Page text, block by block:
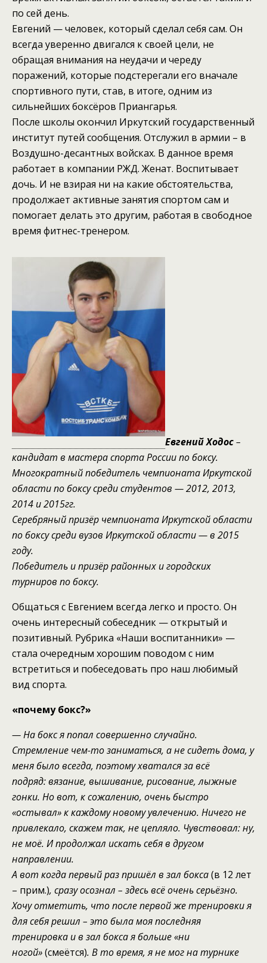
по сей день.
Евгений — человек, который сделал себя сам. Он
всегда уверенно двигался к своей цели, не
обращая внимания на неудачи и череду
поражений, которые подстерегали его вначале
спортивного пути, став, в итоге, одним из
сильнейших боксёров Приангарья.
После школы окончил Иркутский государственный
институт путей сообщения. Отслужил в армии – в
Воздушно-десантных войсках. В данное время
работает в компании РЖД. Женат. Воспитывает
дочь. И не взирая ни на какие обстоятельства,
продолжает активные занятия спортом сам и
помогает делать это другим, работая в свободное
время фитнес-тренером.
Евгений Ходос–
кандидат в мастера спорта России по боксу.
Многократный победитель чемпионата Иркутской
области по боксу среди студентов — 2012, 2013,
2014 и 2015гг.
Серебряный призёр чемпионата Иркутской области
по боксу среди вузов Иркутской области — в 2015
году.
Победитель и призёр районных и городских
турниров по боксу.
Общаться с Евгением всегда легко и просто. Он
очень интересный собеседник — открытый и
позитивный. Рубрика «Наши воспитанники» —
стала очередным хорошим поводом с ним
встретиться и побеседовать про наш любимый
вид спорта.
«почему бокс?»
—На боксяпопал совершенно случайно.
Стремление чем-то заниматься, ане сидеть дома, у
менябыло всегда, поэтому хватался за всё
подряд:вязание, вышивание, рисование, лыжные
гонки. Но вот, к сожалению, очень быстро
«остывал» к каждому новому увлечению. Ничего не
привлекало, скажем так, не цепляло. Чувствовал: ну,
не моё. И продолжал искать себя в другом
направлении.
Авот когда первый раз пришёл в зал бокса(в 12 лет
– прим.), сразу осознал – здесь всё очень серьёзно.
Хочуотметить, что после первойжетренировки я
для себя решил – этобыламоя последняя
тренировка и в зал боксаябольше«ни
ногой»(смеётся). Вто время, я не мог на турнике